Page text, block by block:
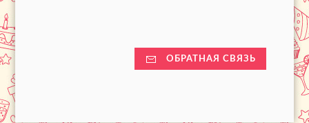
ОБРАТНАЯ СВЯЗЬ